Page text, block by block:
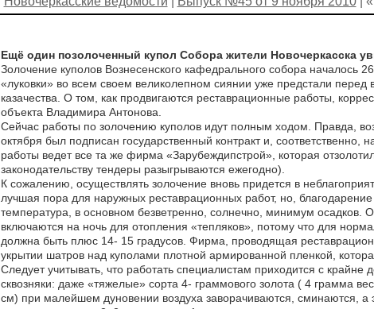
Ещё один позолоченный купол Собора жители Новочеркасска
Золочение куполов Вознесенского кафедрального собора началось
«луковки» во всем своем великолепном сиянии уже предстали
казачества. О том, как продвигаются реставрационные работы,
объекта Владимира Антонова.
Сейчас работы по золочению куполов идут полным ходом. Правда,
октября был подписан государственный контракт и,
работы ведет все та же фирма «Зарубеждипстрой», которая
законодательству тендеры разыгрываются ежегодно).
К сожалению, осуществлять золочение вновь придется в
лучшая пора для наружных реставрационных работ, но,
температура, в основном безветренно, солнечно, минимум осадков.
включаются на ночь для отопления «тепляков», потому что для
должна быть плюс 14- 15 градусов. Фирма, проводящая
укрытии шатров над куполами плотной армированной пленкой,
Следует учитывать, что работать специалистам приходится с
сквозняки: даже «тяжелые» сорта 4- граммового золота ( 4 грамма
см) при малейшем дуновении воздуха заворачиваются, сминаются, а